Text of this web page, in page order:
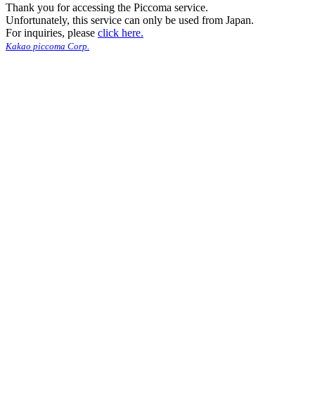
Thank you for accessing the Piccoma service.
Unfortunately, this service can only be used from Japan.
For inquiries, please click here.
Kakao piccoma Corp.